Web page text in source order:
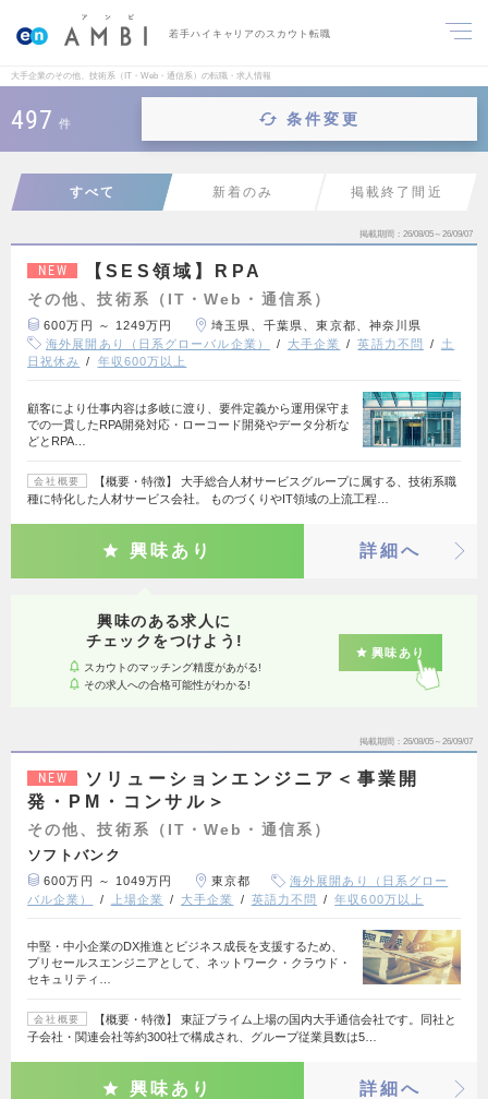
若手ハイキャリアのスカウト転職
大手企業のその他、技術系（IT・Web・通信系）の転職・求人情報
497 件 条件変更
すべて 新着のみ 掲載終了間近
掲載期間 26/08/05～26/09/07
NEW 【SES領域】RPA
その他、技術系（IT・Web・通信系）
600万円 ～ 1249万円
埼玉県、千葉県、東京都、神奈川県
海外展開あり（日系グローバル企業）
大手企業 英語力不問
土
日祝休み
年収600万以上
顧客により仕事内容は多岐に渡り、要件定義から運用保守ま
での一貫したRPA開発対応・ローコード開発やデータ分析な
どとRPA…
会社概要
【概要・特徴】 大手総合人材サービスグループに属する、技術系職
種に特化した人材サービス会社。 ものづくりやIT領域の上流工程…
興味あり 詳細へ
興味のある求人に
チェックをつけよう!
スカウトのマッチング精度があがる!
その求人への合格可能性がわかる!
興味あり
掲載期間 26/08/05～26/09/07
NEW
ソリューションエンジニア＜事業開
発・PM・コンサル＞
その他、技術系（IT・Web・通信系）
ソフトバンク
600万円 ～ 1049万円 東京都
海外展開あり（日系グロー
バル企業）
上場企業 大手企業 英語力不問 年収600万以上
中堅・中小企業のDX推進とビジネス成長を支援するため、
プリセールスエンジニアとして、ネットワーク・クラウド・
セキュリティ…
会社概要
【概要・特徴】 東証プライム上場の国内大手通信会社です。同社と
子会社・関連会社等約300社で構成され、グループ従業員数は5…
興味あり 詳細へ